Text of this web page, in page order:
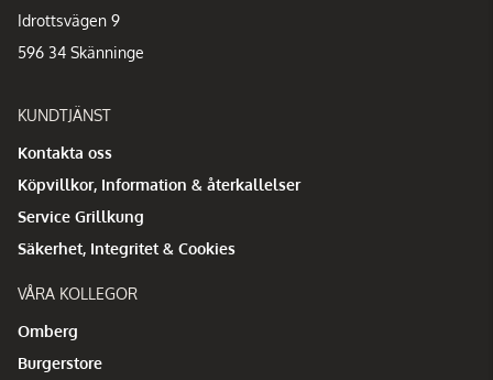
Idrottsvägen 9
596 34 Skänninge
KUNDTJÄNST
Kontakta oss
Köpvillkor, Information & återkallelser
Service Grillkung
Säkerhet, Integritet & Cookies
VÅRA KOLLEGOR
Omberg
Burgerstore